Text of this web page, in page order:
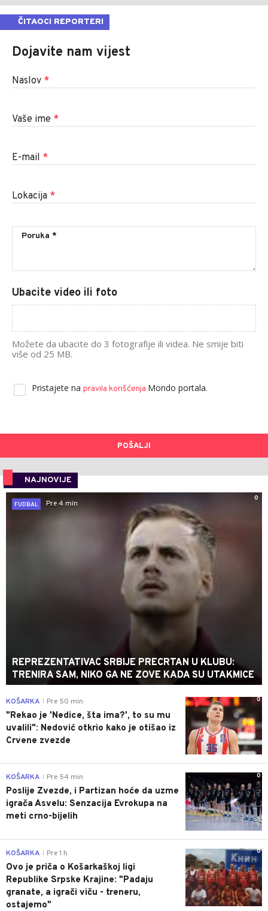
ČITAOCI REPORTERI
Dojavite nam vijest
Naslov *
Vaše ime *
E-mail *
Lokacija *
Ubacite video ili foto
Možete da ubacite do 3 fotografije ili videa. Ne smije biti
više od 25 MB.
Pristajete na pravila korišćenja Mondo portala.
POŠALJI
NAJNOVIJE
0
FUDBAL
Pre 4 min
REPREZENTATIVAC SRBIJE PRECRTAN U KLUBU:
TRENIRA SAM, NIKO GA NE ZOVE KADA SU UTAKMICE
0
KOŠARKA Pre 50 min
"Rekao je 'Nedice, šta ima?', to su mu
uvalili": Nedović otkrio kako je otišao iz
Crvene zvezde
0
KOŠARKA Pre 54 min
Poslije Zvezde, i Partizan hoće da uzme
igrača Asvelu: Senzacija Evrokupa na
meti crno-bijelih
0
KOŠARKA Pre 1 h
Ovo je priča o Košarkaškoj ligi
Republike Srpske Krajine: "Padaju
granate, a igrači viču - treneru,
ostajemo"